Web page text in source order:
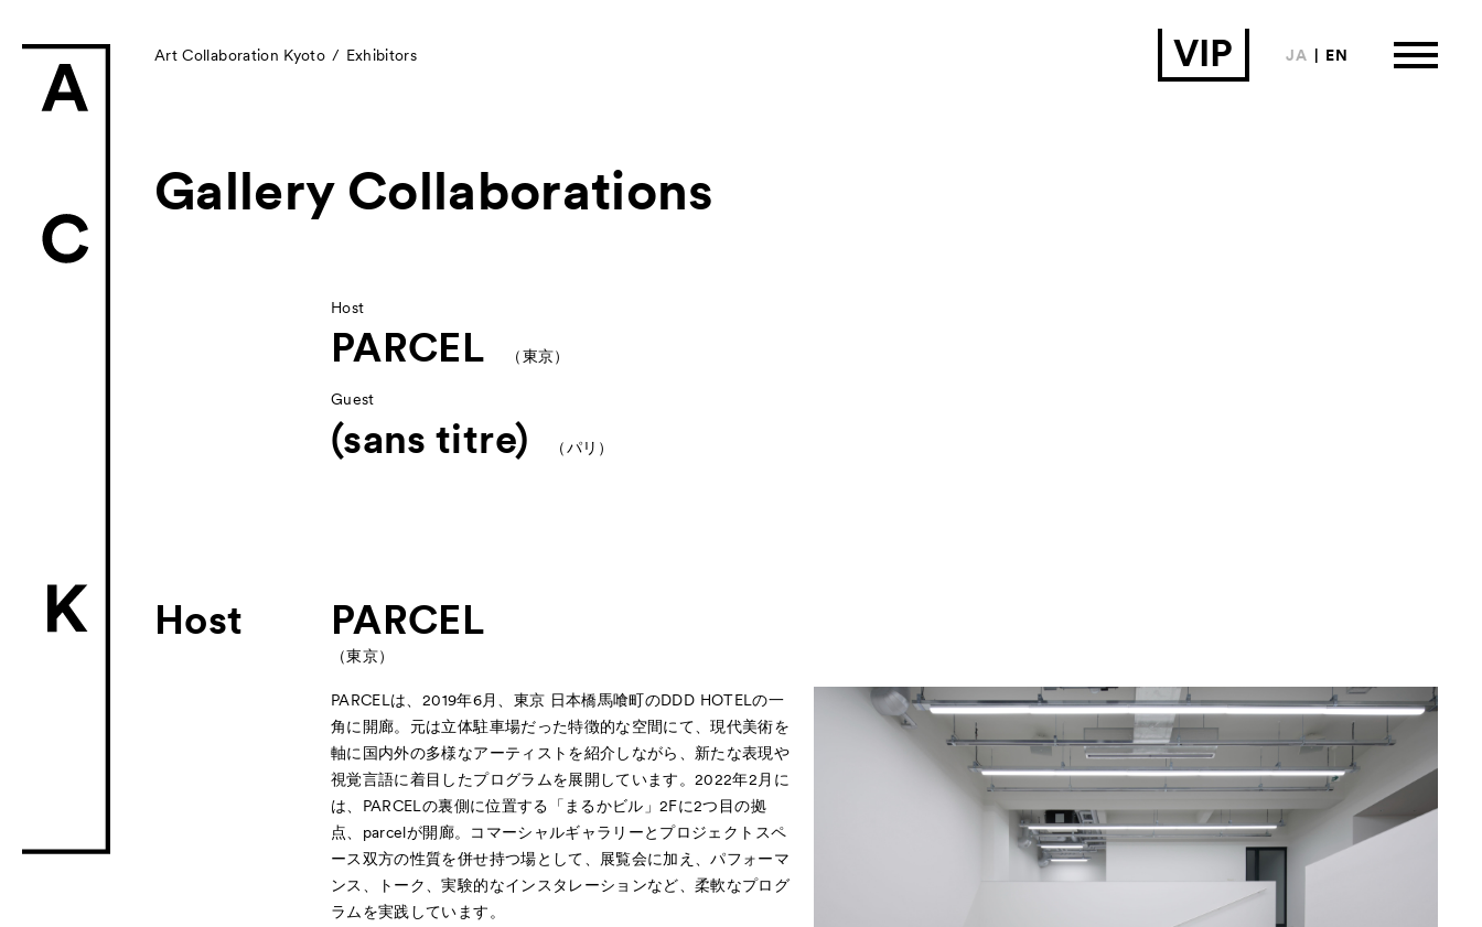
Art Collaboration Kyoto Exhibitors JA EN
VIP
Exhibitors
- Gallery Collaborations
- Kyoto Meetings
Gallery Collaborations
Host
PARCEL （東京）
Guest
(sans titre) （パリ）
Host PARCEL
（東京）
PARCELは、2019年6月、東京 日本橋馬喰町のDDD HOTELの一
角に開廊。元は立体駐車場だった特徴的な空間にて、現代美術を
軸に国内外の多様なアーティストを紹介しながら、新たな表現や
視覚言語に着目したプログラムを展開しています。2022年2月に
は、PARCELの裏側に位置する「まるかビル」2Fに2つ目の拠
点、parcelが開廊。コマーシャルギャラリーとプロジェクトスペ
ース双方の性質を併せ持つ場として、展覧会に加え、パフォーマ
ンス、トーク、実験的なインスタレーションなど、柔軟なプログ
ラムを実践しています。